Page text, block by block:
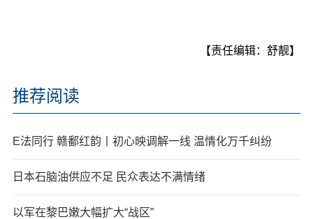
【责任编辑：舒靓】
推荐阅读
E法同行 赣鄱红韵丨初心映调解一线 温情化万千纠纷
日本石脑油供应不足 民众表达不满情绪
以军在黎巴嫩大幅扩大“战区”